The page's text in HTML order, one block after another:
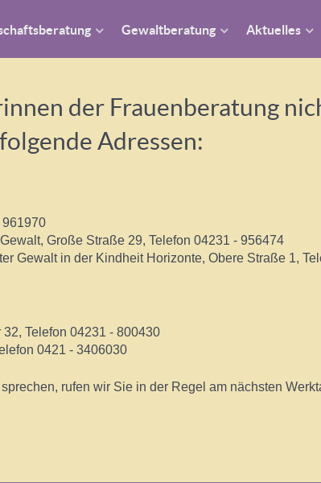
Gewaltberatung Aktuelles
der Frauenberatung
Adressen:
961970
Große Straße 29, Telefon 04231 - 956474
Gewalt in der Kindheit Horizonte, Obere Straße 1,
Telefon 04231 - 800430
0421 - 3406030
rufen wir Sie in der Regel am nächsten